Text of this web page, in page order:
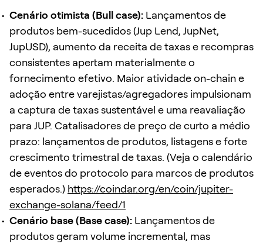
Cenário otimista (Bull case): Lançamentos de
produtos bem-sucedidos (Jup Lend, JupNet,
JupUSD), aumento da receita de taxas e recompras
consistentes apertam materialmente o
fornecimento efetivo. Maior atividade on-chain e
adoção entre varejistas/agregadores impulsionam
a captura de taxas sustentável e uma reavaliação
para JUP. Catalisadores de preço de curto a médio
prazo: lançamentos de produtos, listagens e forte
crescimento trimestral de taxas. (Veja o calendário
de eventos do protocolo para marcos de produtos
esperados.) https://coindar.org/en/coin/jupiter-
exchange-solana/feed/1
Cenário base (Base case): Lançamentos de
produtos geram volume incremental, mas